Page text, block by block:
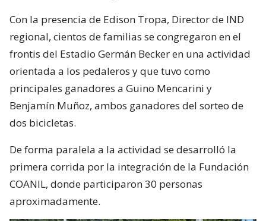
Con la presencia de Edison Tropa, Director de IND
regional, cientos de familias se congregaron en el
frontis del Estadio Germán Becker en una actividad
orientada a los pedaleros y que tuvo como
principales ganadores a Guino Mencarini y
Benjamín Muñoz, ambos ganadores del sorteo de
dos bicicletas.
De forma paralela a la actividad se desarrolló la
primera corrida por la integración de la Fundación
COANIL, donde participaron 30 personas
aproximadamente.